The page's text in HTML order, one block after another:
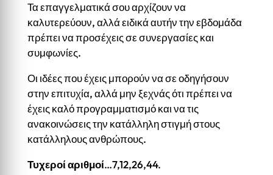
Τα επαγγελματικά σου αρχίζουν να
καλυτερεύουν, αλλά ειδικά αυτήν την εβδομάδα
πρέπει να προσέχεις σε συνεργασίες και
συμφωνίες.
Οι ιδέες που έχεις μπορούν να σε οδηγήσουν
στην επιτυχία, αλλά μην ξεχνάς ότι πρέπει να
έχεις καλό προγραμματισμό και να τις
ανακοινώσεις την κατάλληλη στιγμή στους
κατάλληλους ανθρώπους.
Τυχεροί αριθμοί…7,12,26,44.